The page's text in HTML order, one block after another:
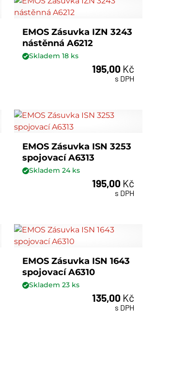
EMOS Zásuvka IZN 3243
nástěnná A6212
Skladem18 ks
195,00 Kč
s DPH
EMOS Zásuvka ISN 3253
spojovací A6313
Skladem24ks
195,00 Kč
s DPH
EMOS Zásuvka ISN 1643
spojovací A6310
Skladem23 ks
135,00 Kč
s DPH